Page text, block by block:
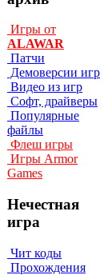
Игры от
ALAWAR
Патчи
Демоверсии игр
Видео из игр
Софт, драйверы
Популярные
файлы
Флеш игры
Игры Armor
Games
Нечестная
игра
Чит коды
Прохождения